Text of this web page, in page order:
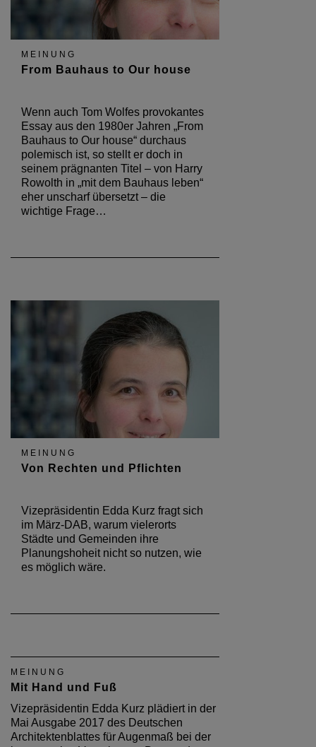
MEINUNG
From Bauhaus to Our house
Wenn auch Tom Wolfes provokantes
Essay aus den 1980er Jahren „From
Bauhaus to Our house“ durchaus
polemisch ist, so stellt er doch in
seinem prägnanten Titel – von Harry
Rowolth in „mit dem Bauhaus leben“
eher unscharf übersetzt – die
wichtige Frage…
MEINUNG
Von Rechten und Pflichten
Vizepräsidentin Edda Kurz fragt sich
im März-DAB, warum vielerorts
Städte und Gemeinden ihre
Planungshoheit nicht so nutzen, wie
es möglich wäre.
MEINUNG
Mit Hand und Fuß
Vizepräsidentin Edda Kurz plädiert in der
Mai Ausgabe 2017 des Deutschen
Architektenblattes für Augenmaß bei der